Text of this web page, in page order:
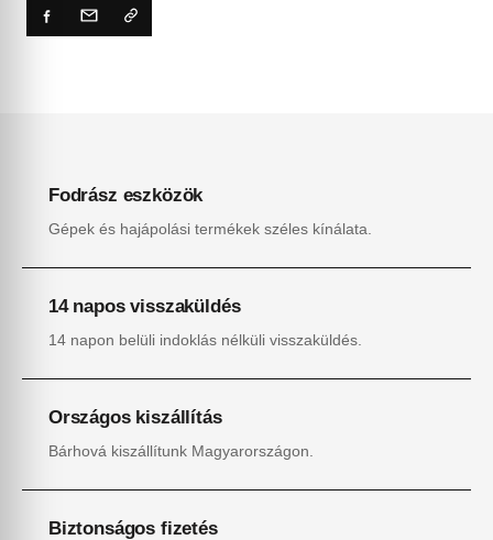
Fodrász eszközök
Gépek és hajápolási termékek széles kínálata.
14 napos visszaküldés
14 napon belüli indoklás nélküli visszaküldés.
Országos kiszállítás
Bárhová kiszállítunk Magyarországon.
Biztonságos fizetés